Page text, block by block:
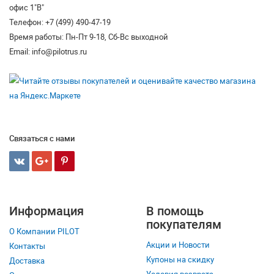
офис 1"В"
Телефон: +7 (499) 490-47-19
Время работы: Пн-Пт 9-18, Сб-Вс выходной
Email: info@pilotrus.ru
Связаться с нами
Информация
О Компании PILOT
Контакты
Доставка
В помощь
покупателям
Акции и Новости
Купоны на скидку